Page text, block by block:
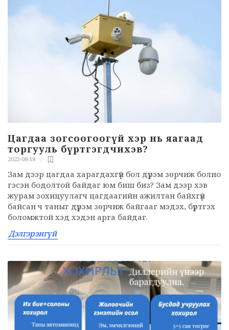
Цагдаа зогсоогоогүй хэр нь яагаад
торгууль бүртгэгдчихэв?
2023-08-18
Зам дээр цагдаа харагдахгүй бол дүрэм зөрчиж болно
гэсэн бодолтой байдаг юм биш биз? Зам дээр хэв
журам зохицуулагч цагдаагийн ажилтан байхгүй
байсан ч таныг дүрэм зөрчиж байгааг мэдэх, бүртгэх
боломжтой хэд хэдэн арга байдаг.
Дэлгэрэнгүй